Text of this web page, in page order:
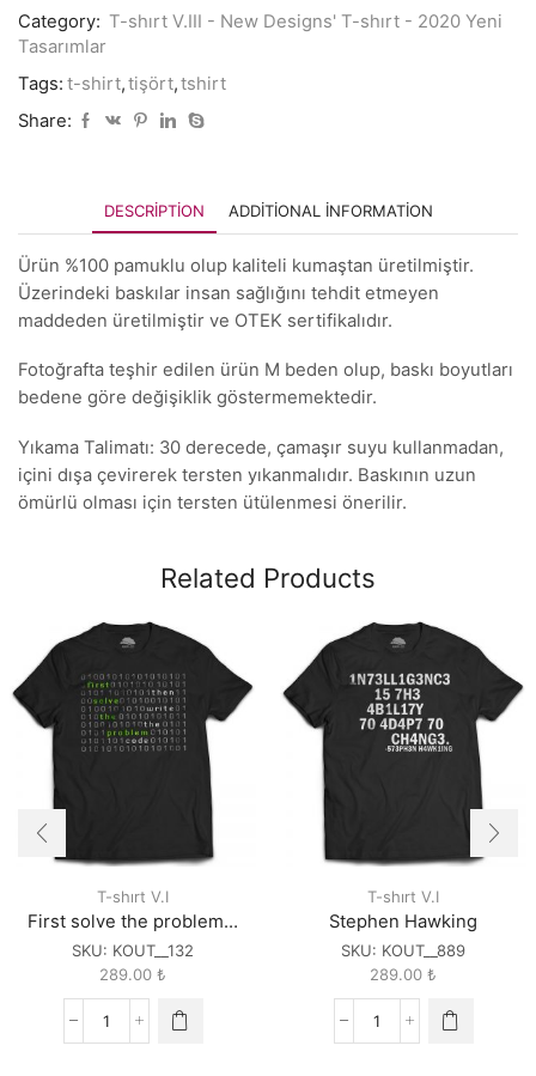
Category: T-shırt V.III - New Designs' T-shırt - 2020 Yeni
Tasarımlar
Tags: t-shirt,tişört,tshirt
Share:
DESCRIPTION ADDITIONAL INFORMATION
Ürün %100 pamuklu olup kaliteli kumaştan üretilmiştir.
Üzerindeki baskılar insan sağlığını tehdit etmeyen
maddeden üretilmiştir ve OTEK sertifikalıdır.
Fotoğrafta teşhir edilen ürün M beden olup, baskı boyutları
bedene göre değişiklik göstermemektedir.
Yıkama Talimatı: 30 derecede, çamaşır suyu kullanmadan,
içini dışa çevirerek tersten yıkanmalıdır. Baskının uzun
ömürlü olması için tersten ütülenmesi önerilir.
Related Products
T-shırt V.I
First solve the problem…
SKU: KOUT__132
289.00 ₺
First
T-shırt V.I
Stephen Hawking
SKU: KOUT__889
289.00 ₺
Stephen